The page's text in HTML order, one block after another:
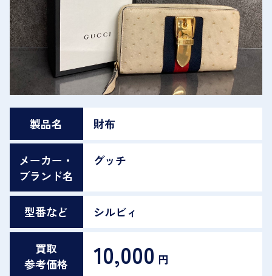
製品名 財布
メーカー・
ブランド名
グッチ
型番など シルビィ
買取
参考価格
10,000 円